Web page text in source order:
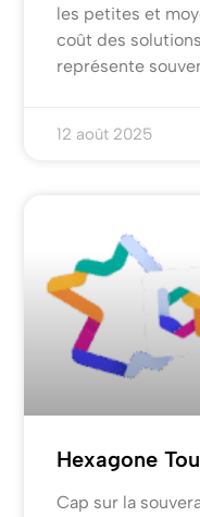
les petites et
coût des
représente
12 août 2025
Hexagone
Cap sur la